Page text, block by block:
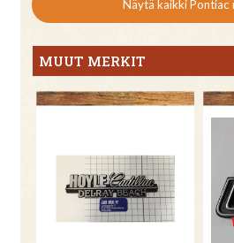
Näytä kaikki Pontiac
MUUT MERKIT